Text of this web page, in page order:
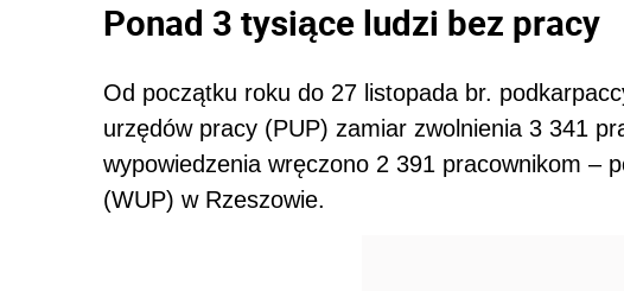
Ponad 3 tysiące ludzi bez pracy
Od początku roku do 27 listopada br.
urzędów pracy (PUP) zamiar zwolnienia 3 341
wypowiedzenia wręczono 2 391 pracownikom –
(WUP) w Rzeszowie.